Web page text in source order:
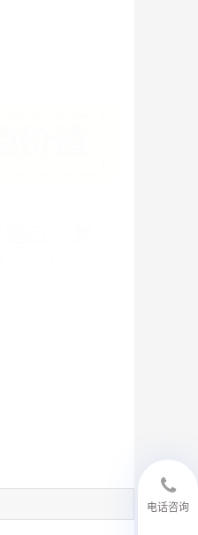
电话咨询